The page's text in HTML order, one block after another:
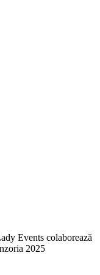
Events colaborează
2025